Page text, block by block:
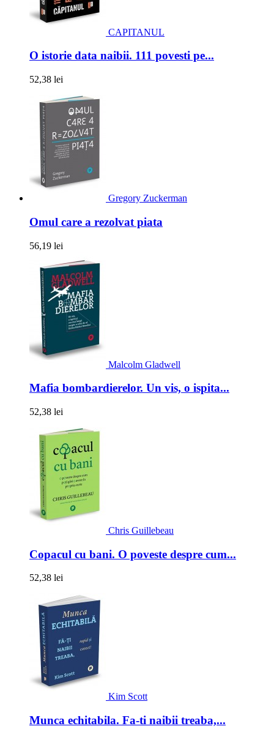
CAPITANUL
O istorie data naibii. 111 povesti pe...
52,38 lei
Gregory Zuckerman
Omul care a rezolvat piata
56,19 lei
Malcolm Gladwell
Mafia bombardierelor. Un vis, o ispita...
52,38 lei
Chris Guillebeau
Copacul cu bani. O poveste despre cum...
52,38 lei
Kim Scott
Munca echitabila. Fa-ti naibii treaba,...